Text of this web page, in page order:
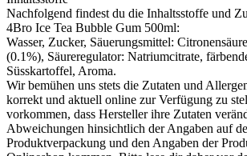
Nachfolgend findest du die Inhaltsstoffe und
4Bro Ice Tea Bubble Gum 500ml:
Wasser, Zucker, Säuerungsmittel:
(0.1%), Säureregulator: Natriumcitrate,
Süsskartoffel, Aroma.
Wir bemühen uns stets die Zutaten und
korrekt und aktuell online zur Verfügung zu
vorkommen, dass Hersteller ihre Zutaten
Abweichungen hinsichtlich der Angaben auf
Produktverpackung und den Angaben der